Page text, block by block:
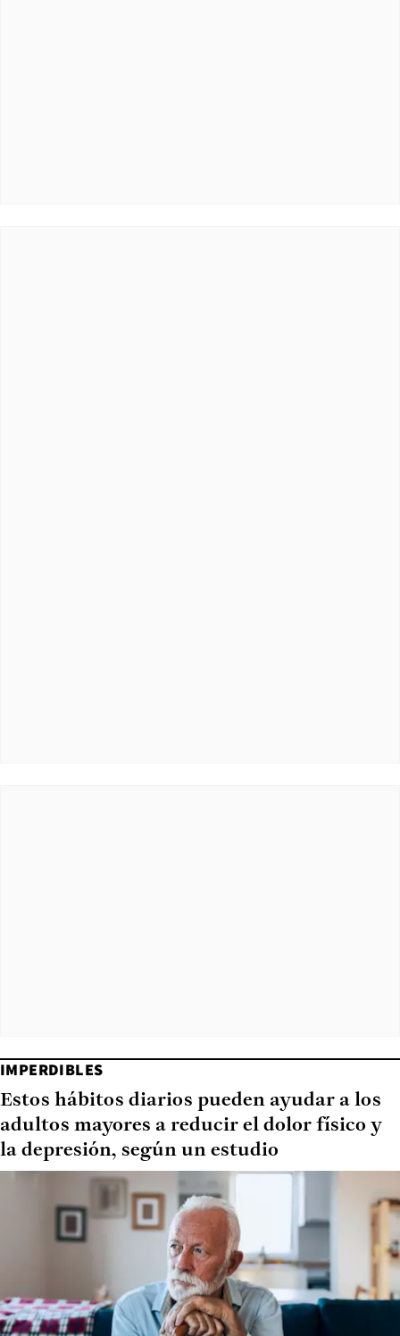
IMPERDIBLES
Estos hábitos diarios pueden ayudar a los
adultos mayores a reducir el dolor físico y
la depresión, según un estudio